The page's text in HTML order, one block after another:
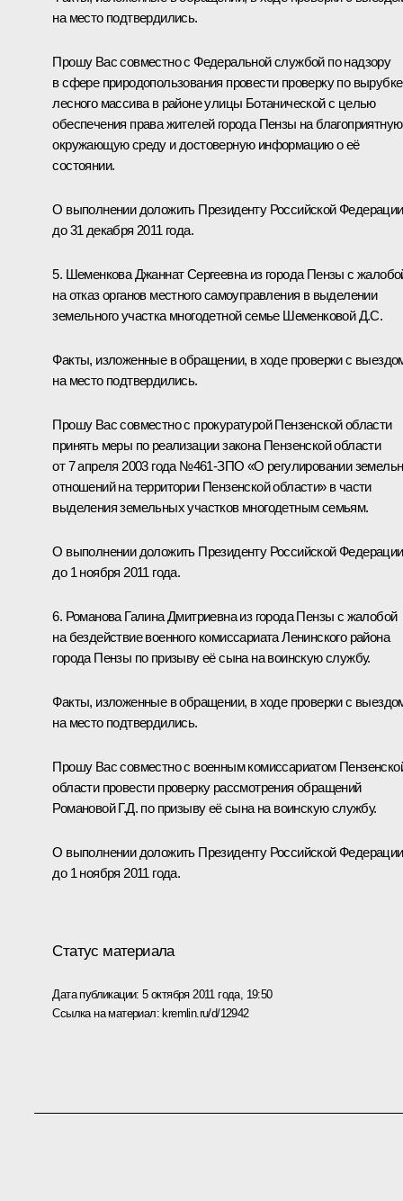
на место подтвердились.
Прошу Вас совместно с Федеральной службой по надзору
в сфере природопользования провести проверку по вырубке
лесного массива в районе улицы Ботанической с целью
обеспечения права жителей города Пензы на благоприятную
окружающую среду и достоверную информацию о её
состоянии.
О выполнении доложить Президенту Российской Федерации
до 31 декабря 2011 года.
5. Шеменкова Джаннат Сергеевна из города Пензы с
на отказ органов местного самоуправления в выделении
земельного участка многодетной семье Шеменковой Д.С.
Факты, изложенные в обращении, в ходе проверки с
на место подтвердились.
Прошу Вас совместно с прокуратурой Пензенской области
принять меры по реализации закона Пензенской области
от 7 апреля 2003 года №461-ЗПО «О регулировании
отношений на территории Пензенской области» в части
выделения земельных участков многодетным семьям.
О выполнении доложить Президенту Российской Федерации
до 1 ноября 2011 года.
6. Романова Галина Дмитриевна из города Пензы с жалобой
на бездействие военного комиссариата Ленинского района
города Пензы по призыву её сына на воинскую службу.
Факты, изложенные в обращении, в ходе проверки с
на место подтвердились.
Прошу Вас совместно с военным комиссариатом
области провести проверку рассмотрения обращений
Романовой Г.Д. по призыву её сына на воинскую службу.
О выполнении доложить Президенту Российской Федерации
до 1 ноября 2011 года.
Статус материала
Дата публикации:5 октября 2011 года, 19:50
Ссылка на материал: kremlin.ru/d/12942